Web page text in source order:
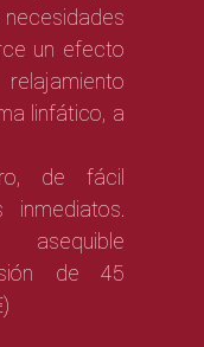
un efecto
linfático, a
de fácil
de 45